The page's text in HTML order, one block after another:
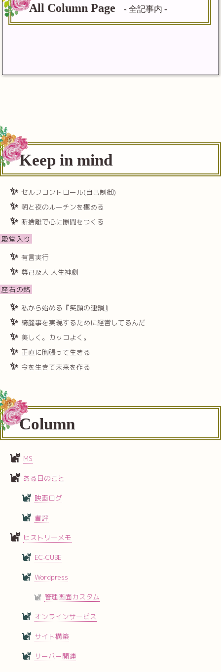
All Column Page - 全記事内 -
Keep in mind
セルフコントロール(自己制御)
朝と夜のルーチンを極める
断捨離で心に隙間をつくる
殿堂入り
有言実行
尊己及人 人生神劇
座右の銘
私から始める『笑顔の連鎖』
綺麗事を実現するために経営してるんだ
美しく。カッコよく。
正直に胸張って生きる
今を生きて未来を作る
Column
MS
ある日のこと
映画ログ
書評
ヒストリーメモ
EC-CUBE
Wordpress
管理画面カスタム
オンラインサービス
サイト構築
サーバー関連